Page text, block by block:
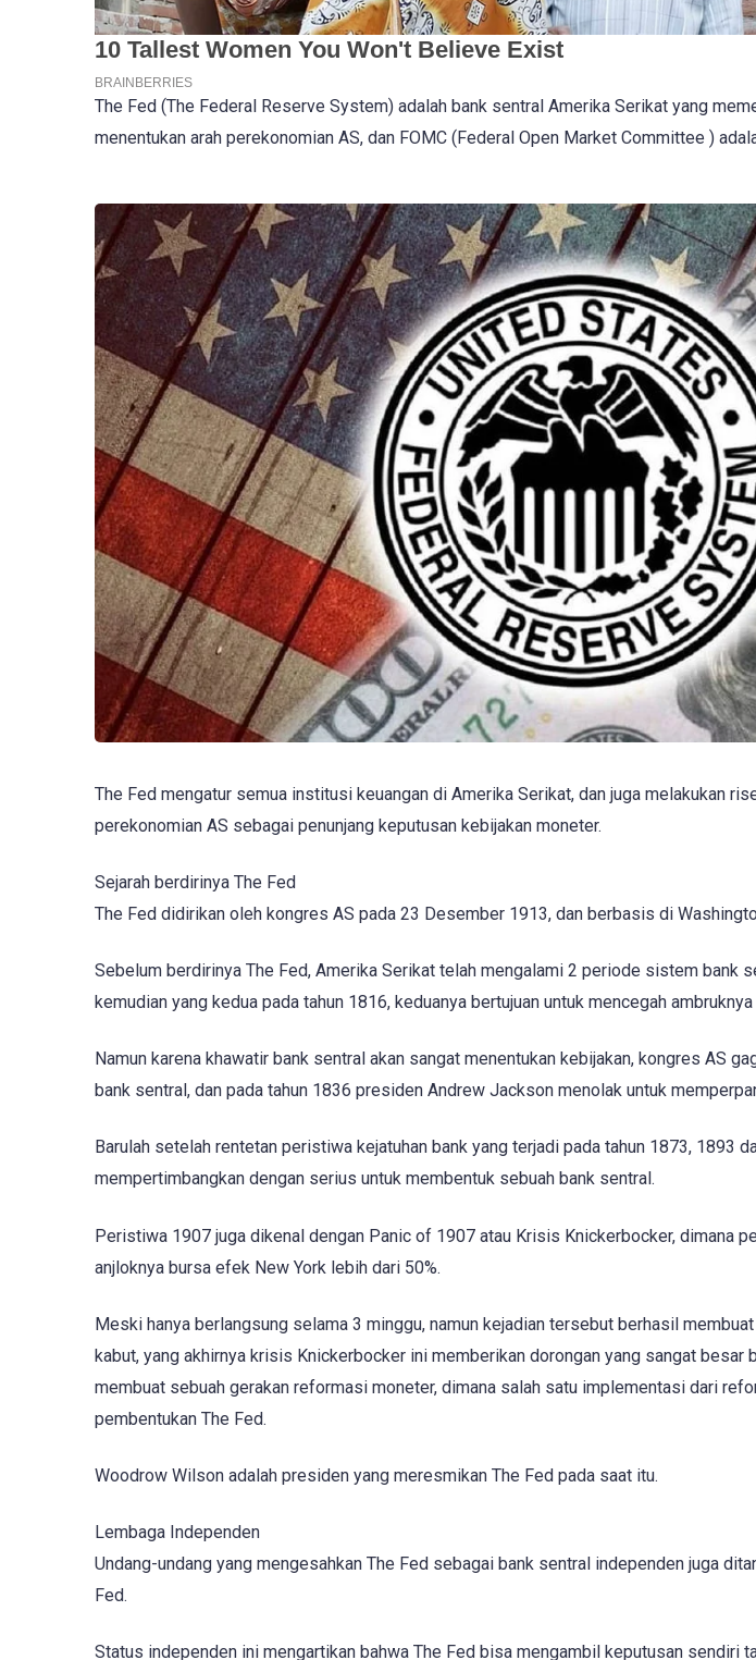
The Fed (The Federal Reserve System) adalah bank sentral Amerika Serikat yang
menentukan arah perekonomian AS, dan FOMC (Federal Open Market Committee )
The Fed mengatur semua institusi keuangan di Amerika Serikat, dan juga melakukan
perekonomian AS sebagai penunjang keputusan kebijakan moneter.
Sejarah berdirinya The Fed
The Fed didirikan oleh kongres AS pada 23 Desember 1913, dan berbasis di
Sebelum berdirinya The Fed, Amerika Serikat telah mengalami 2 periode sistem bank
kemudian yang kedua pada tahun 1816, keduanya bertujuan untuk mencegah
Namun karena khawatir bank sentral akan sangat menentukan kebijakan, kongres AS
bank sentral, dan pada tahun 1836 presiden Andrew Jackson menolak untuk
Barulah setelah rentetan peristiwa kejatuhan bank yang terjadi pada tahun 1873, 1893
mempertimbangkan dengan serius untuk membentuk sebuah bank sentral.
Peristiwa 1907 juga dikenal dengan Panic of 1907 atau Krisis Knickerbocker, dimana
anjloknya bursa efek New York lebih dari 50%.
Meski hanya berlangsung selama 3 minggu, namun kejadian tersebut berhasil
kabut, yang akhirnya krisis Knickerbocker ini memberikan dorongan yang sangat besar
membuat sebuah gerakan reformasi moneter, dimana salah satu implementasi dari
pembentukan The Fed.
Woodrow Wilson adalah presiden yang meresmikan The Fed pada saat itu.
Lembaga Independen
Undang-undang yang mengesahkan The Fed sebagai bank sentral independen juga
Fed.
Status independen ini mengartikan bahwa The Fed bisa mengambil keputusan sendiri